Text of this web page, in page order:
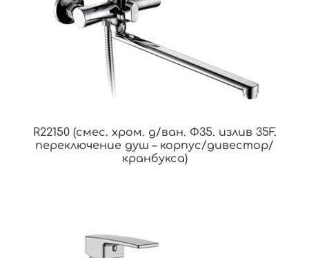
R22150 (смес. хром. д/ван. Ф35. излив 35F.
переключение душ – корпус/дивестор/
кранбукса)